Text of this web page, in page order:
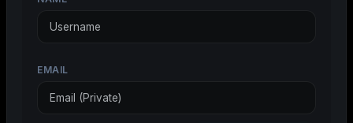
EMAIL